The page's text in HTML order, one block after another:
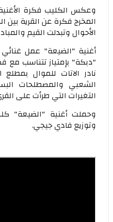
وعكس الكليب فكرة
المخرج فكرة عن القرية بين
الأحوال وتبدلت القيم
أغنية "الضيعة" عمل
"دبكة" بإمتياز تتناسب مع
نادر الاتات للموال بمطلع
الشعبي والمصطلحات
التغيرات التي طرأت على
وحملت أغنية "الضيعة"
وتوزيع فادي جيجي.